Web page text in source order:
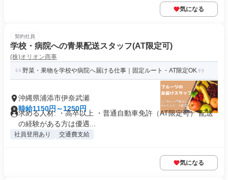
気になる
契約社員
学校・病院への青果配送スタッフ(AT限定可)
(株)オリオン商事
野菜・果物を学校や病院へ届ける仕事｜固定ルート・AT限定OK
沖縄県浦添市伊奈武瀬
時給1150円～1250円
求める人材: ・高卒以上 ・普通自動車免許（AT限定可） 配送
の経験がある方は優遇...
社員登用あり 交通費支給
気になる